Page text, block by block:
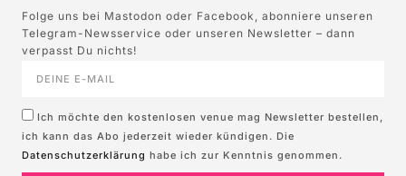
Folge uns bei Mastodon oder Facebook, abonniere unseren
Telegram-Newsservice oder unseren Newsletter – dann
verpasst Du nichts!
Ich möchte den kostenlosen venue mag Newsletter bestellen,
ich kann das Abo jederzeit wieder kündigen. Die
Datenschutzerklärung habe ich zur Kenntnis genommen.